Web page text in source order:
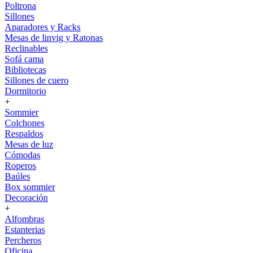
Poltrona
Sillones
Aparadores y Racks
Mesas de linvig y Ratonas
Reclinables
Sofá cama
Bibliotecas
Sillones de cuero
Dormitorio
+
Sommier
Colchones
Respaldos
Mesas de luz
Cómodas
Roperos
Baúles
Box sommier
Decoración
+
Alfombras
Estanterias
Percheros
Oficina